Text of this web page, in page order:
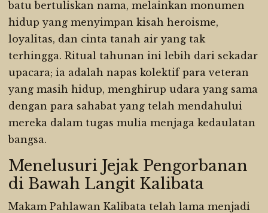
batu bertuliskan nama, melainkan monumen
hidup yang menyimpan kisah heroisme,
loyalitas, dan cinta tanah air yang tak
terhingga. Ritual tahunan ini lebih dari sekadar
upacara; ia adalah napas kolektif para veteran
yang masih hidup, menghirup udara yang sama
dengan para sahabat yang telah mendahului
mereka dalam tugas mulia menjaga kedaulatan
bangsa.
Menelusuri Jejak Pengorbanan
di Bawah Langit Kalibata
Makam Pahlawan Kalibata telah lama menjadi